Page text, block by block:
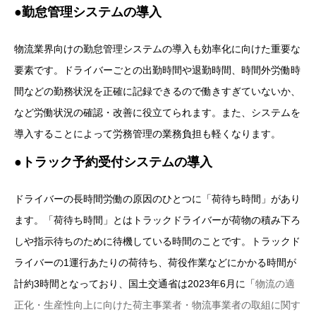
●勤怠管理システムの導入
物流業界向けの勤怠管理システムの導入も効率化に向けた重要な
要素です。ドライバーごとの出勤時間や退勤時間、時間外労働時
間などの勤務状況を正確に記録できるので働きすぎていないか、
など労働状況の確認・改善に役立てられます。また、システムを
導入することによって労務管理の業務負担も軽くなります。
●トラック予約受付システムの導入
ドライバーの長時間労働の原因のひとつに「荷待ち時間」があり
ます。「荷待ち時間」とはトラックドライバーが荷物の積み下ろ
しや指示待ちのために待機している時間のことです。トラックド
ライバーの1運行あたりの荷待ち、荷役作業などにかかる時間が
計約3時間となっており、国土交通省は2023年6月に「物流の適
正化・生産性向上に向けた荷主事業者・物流事業者の取組に関す